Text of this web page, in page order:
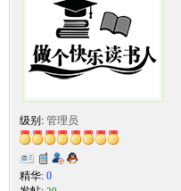
级别: 管理员
精华: 0